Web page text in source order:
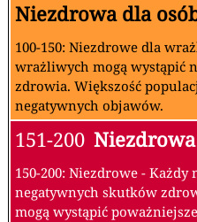
Niezdrowa dla
100-150: Niezdrowe dla
wrażliwych mogą wystąpić
zdrowia. Większość
negatywnych objawów.
151-200 Niezdrowa
150-200: Niezdrowe - Każdy
negatywnych skutków
mogą wystąpić